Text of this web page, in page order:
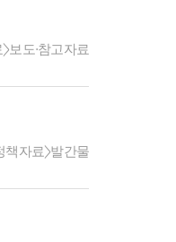
보도·참고자료
책자료>발간물